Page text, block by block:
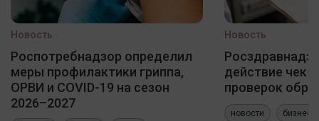
Новость
Роспотребнадзор определил
меры профилактики гриппа,
ОРВИ и COVID-19 на сезон
2026–2027
Новость
действие чек-
проверок
новости бизнес